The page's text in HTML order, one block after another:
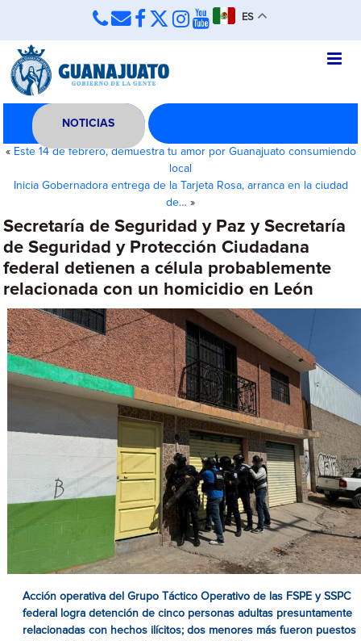
ES
NOTICIAS
« Este 14 de febrero, demuestra tu amor por Guanajuato consumiendo
local
Inicia Gobernadora entrega de la Tarjeta Rosa, arranca en la ciudad
de… »
Secretaría de Seguridad y Paz y Secretaría
de Seguridad y Protección Ciudadana
federal detienen a célula probablemente
relacionada con un homicidio en León
Acción operativa del Grupo Táctico Operativo de las FSPE y SSPC
federal logra detención de cinco personas adultas presuntamente
relacionadas con hechos ilícitos; dos menores más fueron puestos